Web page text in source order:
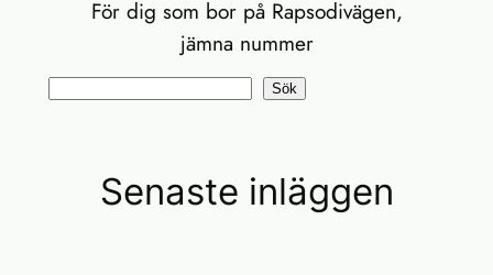
För dig som bor på Rapsodivägen,
jämna nummer
Sök
Senaste inläggen